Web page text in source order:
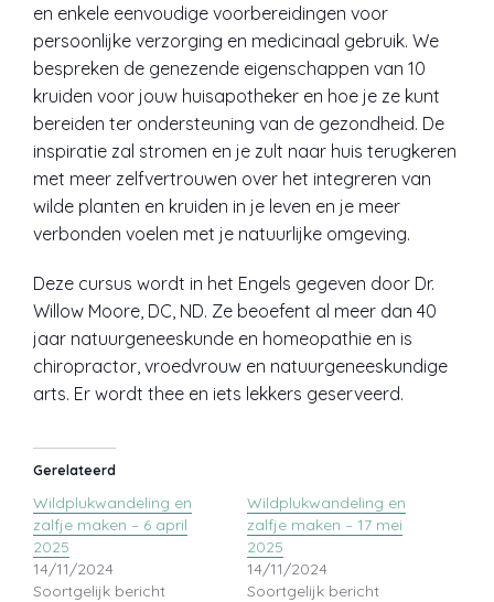
en enkele eenvoudige voorbereidingen voor
persoonlijke verzorging en medicinaal gebruik. We
bespreken de genezende eigenschappen van 10
kruiden voor jouw huisapotheker en hoe je ze kunt
bereiden ter ondersteuning van de gezondheid. De
inspiratie zal stromen en je zult naar huis terugkeren
met meer zelfvertrouwen over het integreren van
wilde planten en kruiden in je leven en je meer
verbonden voelen met je natuurlijke omgeving.
Deze cursus wordt in het Engels gegeven door Dr.
Willow Moore, DC, ND. Ze beoefent al meer dan 40
jaar natuurgeneeskunde en homeopathie en is
chiropractor, vroedvrouw en natuurgeneeskundige
arts. Er wordt thee en iets lekkers geserveerd.
Gerelateerd
Wildplukwandeling en
zalfje maken – 6 april
2025
14/11/2024
Soortgelijk bericht
Wildplukwandeling en
zalfje maken – 17 mei
2025
14/11/2024
Soortgelijk bericht